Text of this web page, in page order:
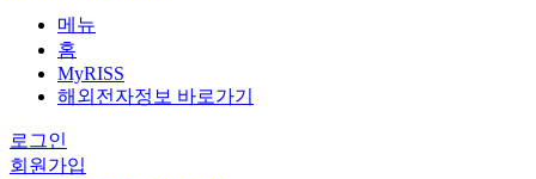
메뉴
홈
MyRISS
해외전자정보 바로가기
로그인
회원가입